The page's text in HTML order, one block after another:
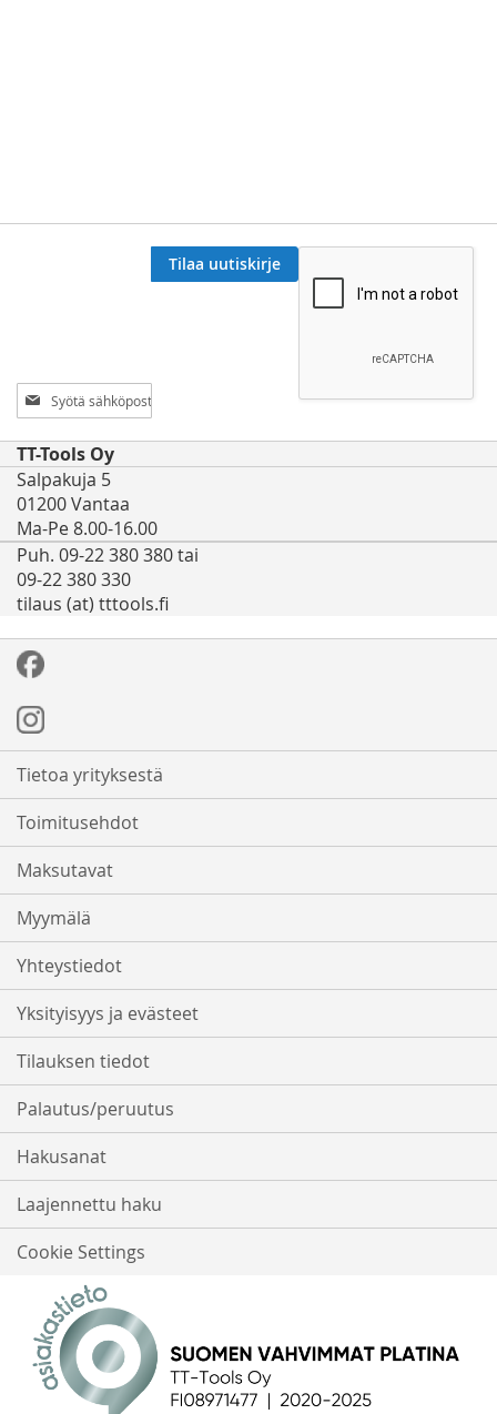
Tilaa
uutiskirjeemme:
Tilaa uutiskirje
TT-Tools Oy
Salpakuja 5
01200 Vantaa
Ma-Pe 8.00-16.00
Puh. 09-22 380 380 tai
09-22 380 330
tilaus (at) tttools.fi
Tietoa yrityksestä
Toimitusehdot
Maksutavat
Myymälä
Yhteystiedot
Yksityisyys ja evästeet
Tilauksen tiedot
Palautus/peruutus
Hakusanat
Laajennettu haku
Cookie Settings